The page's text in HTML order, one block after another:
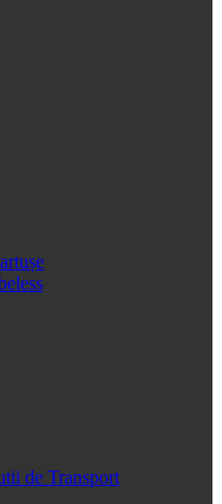
de Transport